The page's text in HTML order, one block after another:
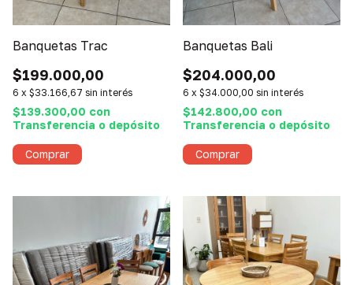
Banquetas Trac
$199.000,00
6 x $33.166,67 sin interés
$139.300,00 con
Transferencia o depósito
Banquetas Bali
$204.000,00
6 x $34.000,00 sin interés
$142.800,00 con
Transferencia o depósito